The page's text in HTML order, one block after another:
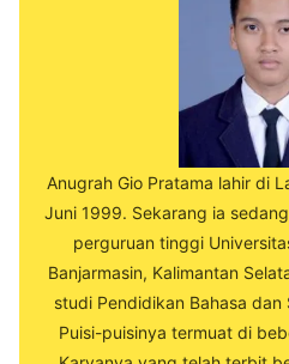
Anugrah Gio Pratama lahir di
Juni 1999. Sekarang ia
perguruan tinggi
Banjarmasin, Kalimantan
studi Pendidikan Bahasa dan
Puisi-puisinya termuat di